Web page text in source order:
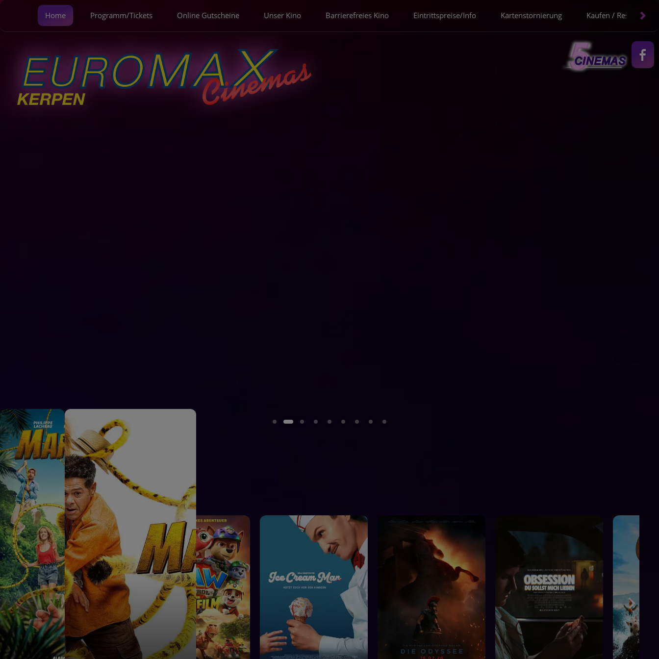
Home Programm/Tickets Online Gutscheine Unser Kino Barrierefreies Kino Eintrittspreise/Info Kartenstornierung Kaufen / Reservieren
DIE ODYSSEE
Home
Heute im Programm: